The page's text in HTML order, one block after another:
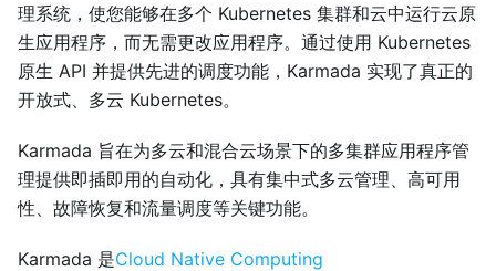
理系统，使您能够在多个 Kubernetes 集群和云中运行云原
生应用程序，而无需更改应用程序。通过使用 Kubernetes
原生 API 并提供先进的调度功能，Karmada 实现了真正的
开放式、多云 Kubernetes。
Karmada 旨在为多云和混合云场景下的多集群应用程序管
理提供即插即用的自动化，具有集中式多云管理、高可用
性、故障恢复和流量调度等关键功能。
Karmada 是Cloud Native Computing